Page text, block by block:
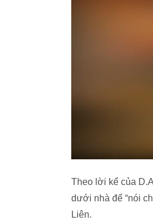
Theo lời kể của
dưới nhà để “nói
Liên.